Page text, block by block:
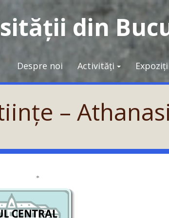
din
Despre noi Activități
–
*